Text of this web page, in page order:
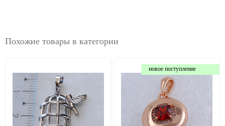
Похожие товары в категории
новое поступление